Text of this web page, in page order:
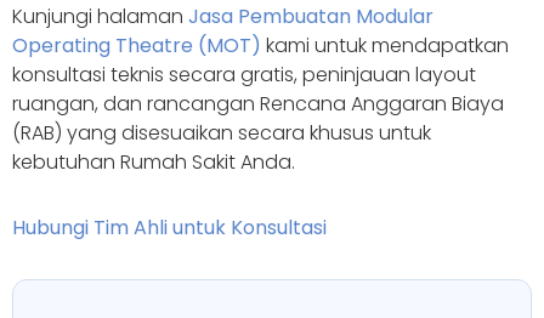
Kunjungi halaman Jasa Pembuatan Modular
Operating Theatre (MOT) kami untuk mendapatkan
konsultasi teknis secara gratis, peninjauan layout
ruangan, dan rancangan Rencana Anggaran Biaya
(RAB) yang disesuaikan secara khusus untuk
kebutuhan Rumah Sakit Anda.
Hubungi Tim Ahli untuk Konsultasi